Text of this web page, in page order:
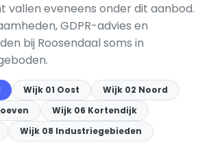
vallen eveneens onder dit aanbod.
GDPR-advies en
bij Roosendaal soms in
Wijk 01 Oost
Wijk 02 Noord
Wijk 06 Kortendijk
Wijk 08 Industriegebieden